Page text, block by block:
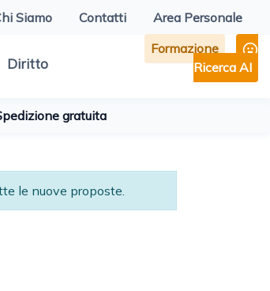
Siamo Contatti Area Personale
Diritto
Formazione
Ricerca AI
gratuita
le nuove proposte.